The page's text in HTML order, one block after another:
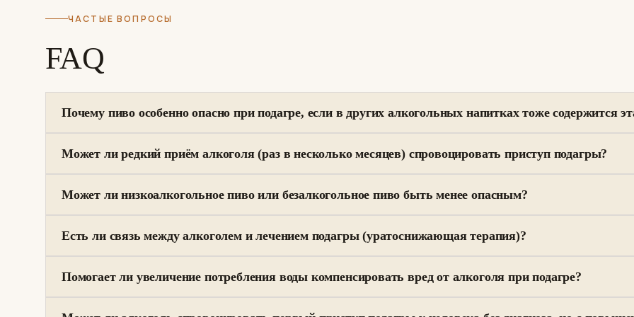
ЧАСТЫЕ ВОПРОСЫ
FAQ
Почему пиво особенно опасно при подагре, если в других алкогольных напитках тоже содержится
Может ли редкий приём алкоголя (раз в несколько месяцев) спровоцировать приступ подагры?
Может ли низкоалкогольное пиво или безалкогольное пиво быть менее опасным?
Есть ли связь между алкоголем и лечением подагры (уратоснижающая терапия)?
Помогает ли увеличение потребления воды компенсировать вред от алкоголя при подагре?